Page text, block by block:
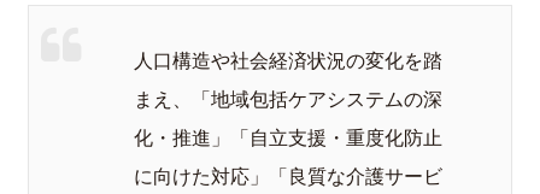
人口構造や社会経済状況の変化を踏
まえ、「地域包括ケアシステムの深
化・推進」「自立支援・重度化防止
に向けた対応」「良質な介護サービ